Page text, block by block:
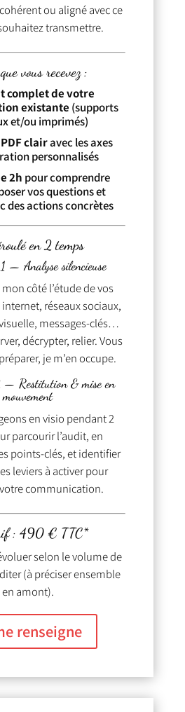
ou aligné avec ce
transmettre.
vous recevez :
complet de votre
existante (supports
et/ou imprimés)
clairavec les axes
personnalisés
2h pour comprendre
vos questions et
des actions concrètes
en 2 temps
— Analyse silencieuse
côté l’étude de vos
réseaux sociaux,
messages-clés…
décrypter, relier. Vous
je m’en occupe.
— Restitution & mise en
mouvement
en visio pendant 2
parcourir l’audit, en
points-clés, et identifier
leviers à activer pour
communication.
: 490 € TTC*
selon le volume de
(à préciser ensemble
en amont).
renseigne